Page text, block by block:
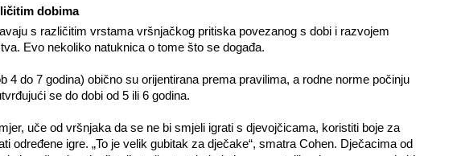
dobima
s različitim vrstama vršnjačkog pritiska povezanog s dobi i razvojem
Evo nekoliko natuknica o tome što se događa.
4 do 7 godina) obično su orijentirana prema pravilima, a rodne norme počinju
se do dobi od 5 ili 6 godina.
uče od vršnjaka da se ne bi smjeli igrati s djevojčicama, koristiti boje za
određene igre. „To je velik gubitak za dječake“, smatra Cohen. Dječacima od